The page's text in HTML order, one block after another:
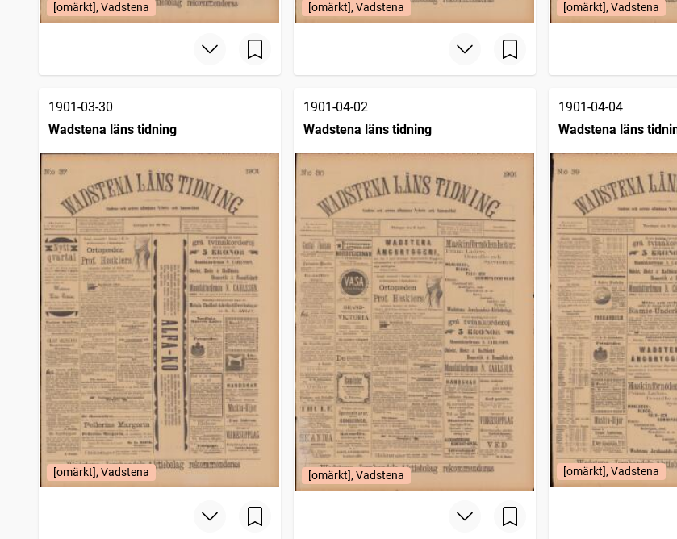
[omärkt], Vadstena [omärkt], Vadstena [omärkt], Vadstena
1901-03-30
Wadstena läns tidning
[omärkt], Vadstena
1901-04-02
Wadstena läns tidning
[omärkt], Vadstena
1901-04-04
Wadstena läns
[omärkt], Vadstena